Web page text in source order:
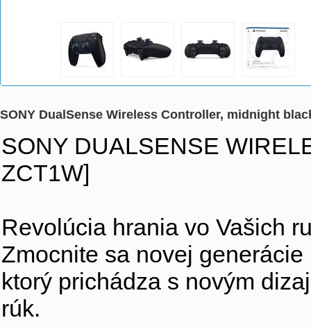
SONY DualSense Wireless Controller, midnight
SONY DUALSENSE
ZCT1W]
Revolúcia hrania vo Vašich
Zmocnite sa novej
ktorý prichádza s novým
rúk.